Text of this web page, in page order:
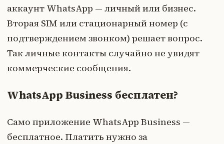
аккаунт WhatsApp — личный или бизнес.
Вторая SIM или стационарный номер (с
подтверждением звонком) решает вопрос.
Так личные контакты случайно не увидят
коммерческие сообщения.
WhatsApp Business бесплатен?
Само приложение WhatsApp Business —
бесплатное. Платить нужно за